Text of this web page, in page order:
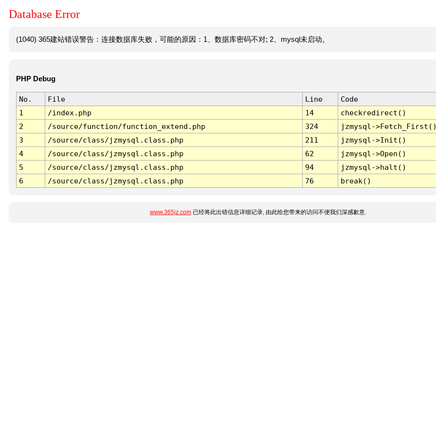
Database Error
(1040) 365建站错误警告：连接数据库失败，可能的原因：1、数据库密码不对; 2、mysql未启动。
PHP Debug
No. File Line
Code
1
/index.php 14
checkredirect()
2
/source/function/function_extend.php 324
jzmysql-
3
/source/class/jzmysql.class.php 211
jzmysql->Init()
4
/source/class/jzmysql.class.php 62
jzmysql->Open()
5
/source/class/jzmysql.class.php 94
jzmysql->halt()
6
/source/class/jzmysql.class.php 76 break()
www.365jz.com已经将此出错信息详细记录, 由此给您带来的访问不便我们深感歉意.